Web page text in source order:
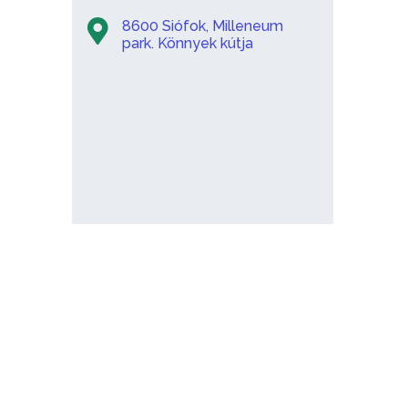
8600 Siófok, Milleneum
park. Könnyek kútja